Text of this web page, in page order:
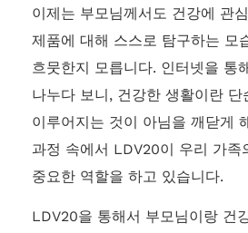
이제는 부모님께서도 건강에 관
제품에 대해 스스로 탐구하는 모
흐뭇한지 모릅니다. 인터넷을 통
나누다 보니, 건강한 생활이란 단
이루어지는 것이 아님을 깨닫게
과정 속에서 LDV20이 우리 가족
중요한 역할을 하고 있습니다.
LDV20을 통해서 부모님이랑 건